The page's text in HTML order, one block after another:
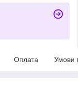
Оплата Умови